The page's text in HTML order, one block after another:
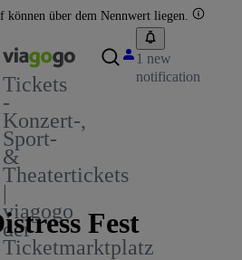
können über dem Nennwert liegen.
Tickets
-
Konzert-,
Sport-
&
Theatertickets
|
viagogo
der
Ticketmarktplatz
1 new
notification
Fest